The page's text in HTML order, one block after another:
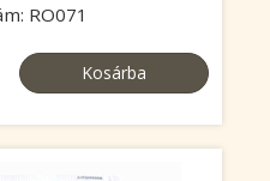
RO071
Kosárba